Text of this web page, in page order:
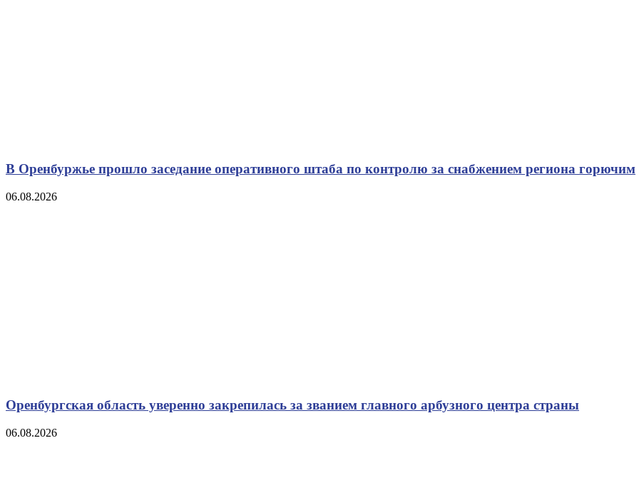
В Оренбуржье прошло заседание оперативного штаба по контролю за снабжением региона горючим
06.08.2026
Оренбургская область уверенно закрепилась за званием главного арбузного центра страны
06.08.2026